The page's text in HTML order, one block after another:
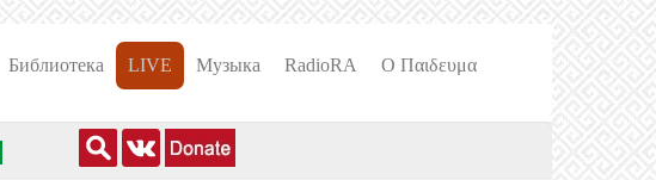
Библиотека LIVE Музыка RadioRA О Пαιδευμα